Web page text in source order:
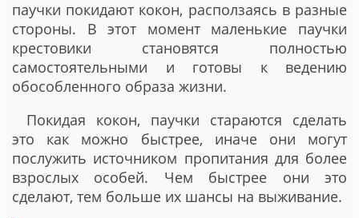
паучки покидают кокон, расползаясь в разные
стороны. В этот момент маленькие паучки
крестовики становятся полностью
самостоятельными и готовы к ведению
обособленного образа жизни.
Покидая кокон, паучки стараются сделать
это как можно быстрее, иначе они могут
послужить источником пропитания для более
взрослых особей. Чем быстрее они это
сделают, тем больше их шансы на выживание.